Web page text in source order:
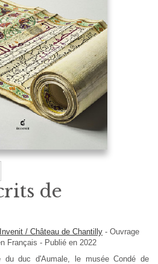
de
Invenit / Château de Chantilly - Ouvrage
Français - Publié en 2022
du duc d'Aumale, le musée Condé de